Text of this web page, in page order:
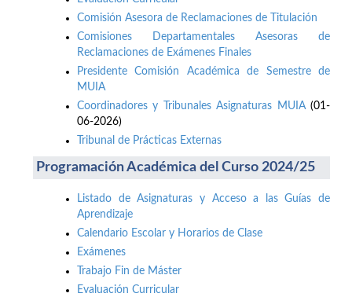
Comisión Asesora de Reclamaciones de Titulación
Comisiones Departamentales Asesoras de
Reclamaciones de Exámenes Finales
Presidente Comisión Académica de Semestre de
MUIA
Coordinadores y Tribunales Asignaturas MUIA(01-
06-2026)
Tribunal de Prácticas Externas
Programación Académica del Curso 2024/25
Listado de Asignaturas y Acceso a las Guías de
Aprendizaje
Calendario Escolar y Horarios de Clase
Exámenes
Trabajo Fin de Máster
Evaluación Curricular